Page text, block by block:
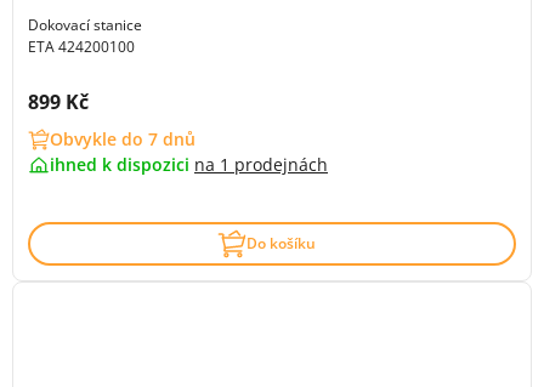
Dokovací stanice
ETA 424200100
Cena s DPH:
899 Kč
Obvykle do 7 dnů
ihned k dispozici na 1 prodejnách
Do košíku